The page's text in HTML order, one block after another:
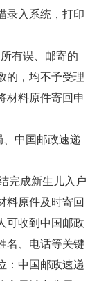
录入系统，打印
有误、邮寄的
的，均不予受理
材料原件寄回申
、中国邮政速递
完成新生儿入户
料原件及时寄回
可收到中国邮政
名、电话等关键
： 中国邮政速递